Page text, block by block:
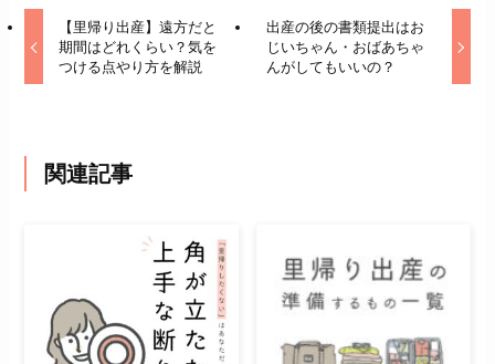
【里帰り出産】遠方だと
期間はどれくらい？気を
つける点やり方を解説
出産の後の書類提出はお
じいちゃん・おばあちゃ
んがしてもいいの？
関連記事